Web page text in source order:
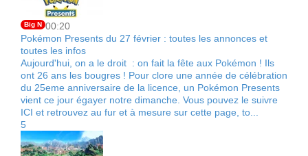
Big N 00:20
Pokémon Presents du 27 février : toutes les annonces et
toutes les infos
Aujourd'hui, on a le droit : on fait la fête aux Pokémon ! Ils
ont 26 ans les bougres ! Pour clore une année de célébration
du 25eme anniversaire de la licence, un Pokémon Presents
vient ce jour égayer notre dimanche. Vous pouvez le suivre
ICI et retrouvez au fur et à mesure sur cette page, to...
5